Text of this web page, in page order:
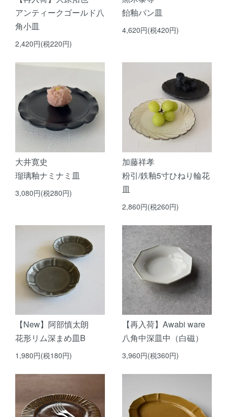
アンティークゴールド八
角小皿
2,420円(税220円)
飴釉パン皿
4,620円(税420円)
大井寛史
瑠璃釉ナミナミ皿
3,080円(税280円)
加藤祥孝
粉引/鉄釉5寸ひねり輪花
皿
2,860円(税260円)
【New】阿部慎太朗
花形リム深まめ皿B
1,980円(税180円)
【再入荷】Awabi ware
八角中深皿中（白磁）
3,960円(税360円)